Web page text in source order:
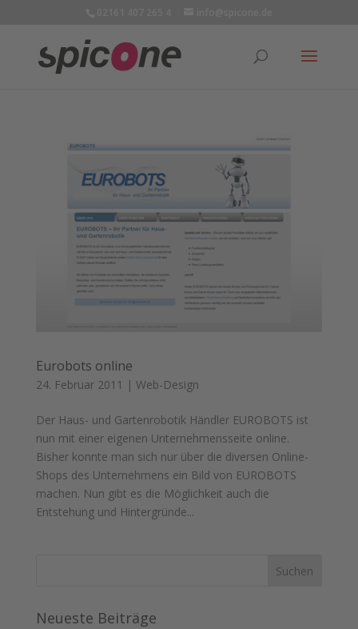
Eurobots online
24. Februar 2011 | Web-Design
Der Haus- und Gartenrobotik Händler EUROBOTS ist
nun mit einer eigenen Unternehmensseite online.
Bisher konnte man sich nur über die diversen Online-
Shops des Unternehmens ein Bild von EUROBOTS
machen. Nun gibt es die Möglichkeit auch die
Entstehung und Hintergründe...
Neueste Beiträge